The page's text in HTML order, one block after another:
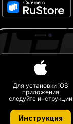
Для установки iOS
приложения
следуйте инструкции
Инструкция